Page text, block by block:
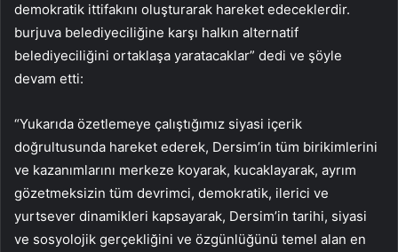
demokratik ittifakını oluşturarak hareket edeceklerdir.
burjuva belediyeciliğine karşı halkın alternatif
belediyeciliğini ortaklaşa yaratacaklar” dedi ve şöyle
devam etti:
“Yukarıda özetlemeye çalıştığımız siyasi içerik
doğrultusunda hareket ederek, Dersim’in tüm birikimlerini
ve kazanımlarını merkeze koyarak, kucaklayarak, ayrım
gözetmeksizin tüm devrimci, demokratik, ilerici ve
yurtsever dinamikleri kapsayarak, Dersim’in tarihi, siyasi
ve sosyolojik gerçekliğini ve özgünlüğünü temel alan en